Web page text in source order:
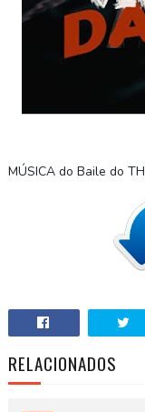
MÚSICA do Baile do TH
RELACIONADOS